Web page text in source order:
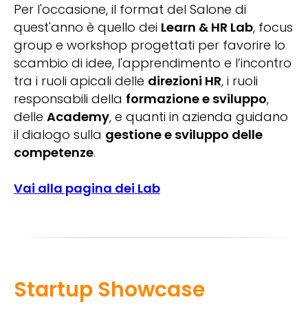
Per l'occasione, il format del Salone di
quest'anno è quello dei Learn & HR Lab, focus
group e workshop progettati per favorire lo
scambio di idee, l'apprendimento e l’incontro
tra i ruoli apicali delle direzioni HR, i ruoli
responsabili della formazione e sviluppo,
delle Academy, e quanti in azienda guidano
il dialogo sulla gestione e sviluppo delle
competenze.
Vai alla pagina dei Lab
Startup Showcase